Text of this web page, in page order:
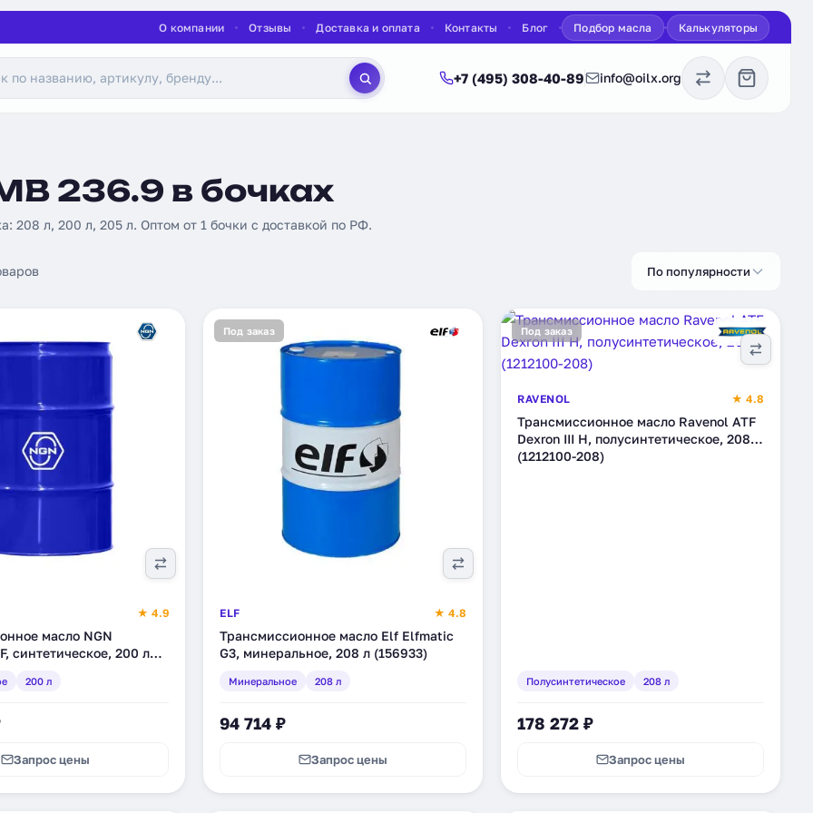
О компании Отзывы Доставка и оплата Контакты Блог Подбор масла Калькуляторы
+7 (495) 308-40-89 info@oilx.org
236.9 в бочках
208 л, 200 л, 205 л. Оптом от 1 бочки с доставкой по РФ.
По популярности
★ 4.9
масло NGN
синтетическое, 200 л
200 л
Запрос цены
Под заказ
ELF ★ 4.8
Трансмиссионное масло Elf Elfmatic
G3, минеральное, 208 л (156933)
Минеральное 208 л
94 714 ₽
Запрос цены
Под заказ
RAVENOL ★ 4.8
Трансмиссионное масло Ravenol ATF
Dexron III H, полусинтетическое, 208 л
(1212100-208)
Полусинтетическое 208 л
178 272 ₽
Запрос цены